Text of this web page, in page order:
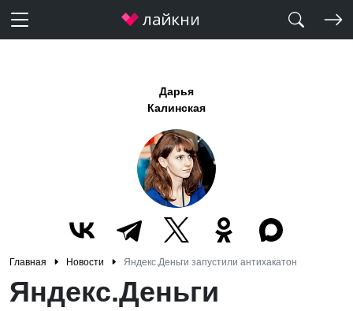
Дарья
Калинская
Главная Новости Яндекс.Деньги запустили антихакатон
Яндекс.Деньги